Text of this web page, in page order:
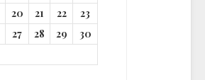
20 21 22
23
27 28 29
30